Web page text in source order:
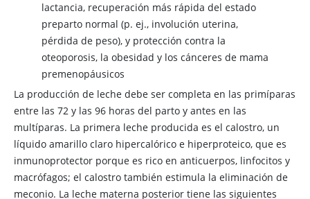
lactancia, recuperación más rápida del estado
preparto normal (p. ej., involución uterina,
pérdida de peso), y protección contra la
oteoporosis, la obesidad y los cánceres de mama
premenopáusicos
La producción de leche debe ser completa en las primíparas
entre las 72 y las 96 horas del parto y antes en las
multíparas. La primera leche producida es el calostro, un
líquido amarillo claro hipercalórico e hiperproteico, que es
inmunoprotector porque es rico en anticuerpos, linfocitos y
macrófagos; el calostro también estimula la eliminación de
meconio. La leche materna posterior tiene las siguientes